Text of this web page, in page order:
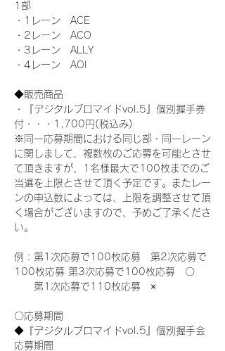
1部
・1レーン　ACE
・2レーン　ACO
・3レーン　ALLY
・4レーン　AOI
◆販売商品
・『デジタルブロマイドvol.5』個別握手券
付・・・1,700円(税込み)
※同一応募期間における同じ部・同一レーン
に関しまして、複数枚のご応募を可能とさせ
て頂きますが、1名様最大で100枚までのご
当選を上限とさせて頂く予定です。またレー
ンの申込数によっては、上限を調整させて頂
く場合がございますので、予めご了承くださ
い。
例：第1次応募で100枚応募　第2次応募で
100枚応募 第3次応募で100枚応募　〇
第1次応募で110枚応募　×
〇応募期間
◆『デジタルブロマイドvol.5』個別握手会
応募期間